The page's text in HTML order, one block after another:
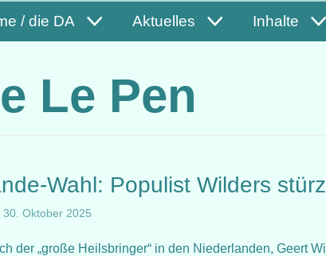
/ die DA Aktuelles Inhalte
Le Pen
Wahl: Populist Wilders
30. Oktober 2025
der „große Heilsbringer“ in den Niederlanden, Geert